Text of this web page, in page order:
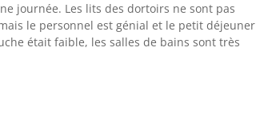
journée. Les lits des dortoirs ne sont pas
le personnel est génial et le petit déjeuner
était faible, les salles de bains sont très